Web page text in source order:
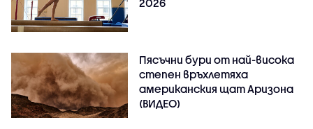
2026
Пясъчни бури от най-висока
степен връхлетяха
американския щат Аризона
(ВИДЕО)